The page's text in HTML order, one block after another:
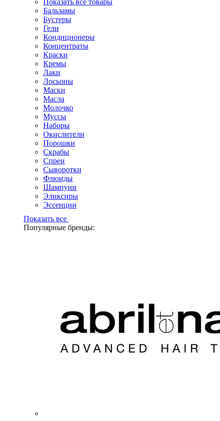
Показать все товары
Бальзамы
Бустеры
Гели
Кондиционеры
Концентраты
Краски
Кремы
Лаки
Лосьоны
Маски
Масла
Молочко
Муссы
Наборы
Окислители
Порошки
Скрабы
Спреи
Сыворотки
Флюиды
Шампуни
Эликсиры
Эссенции
Показать все
Популярные бренды: